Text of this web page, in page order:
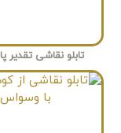
تابلو نقاشی تقدیر